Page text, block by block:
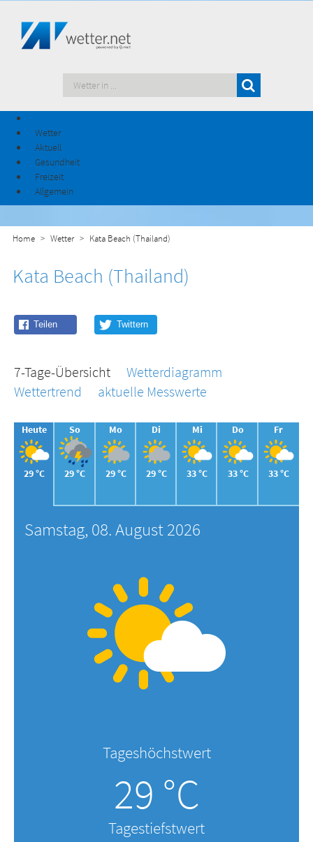
Wetter
Aktuell
Gesundheit
Freizeit
Allgemein
Home Wetter Kata Beach (Thailand)
Kata Beach (Thailand)
7-Tage-Übersicht
Wetterdiagramm
Wettertrend
aktuelle Messwerte
Heute
29 °C
So
29 °C
Mo
29 °C
Di
29 °C
Mi
33 °C
Do
33 °C
Fr
33 °C
Samstag, 08. August 2026
Tageshöchstwert
29 °C
Tagestiefstwert